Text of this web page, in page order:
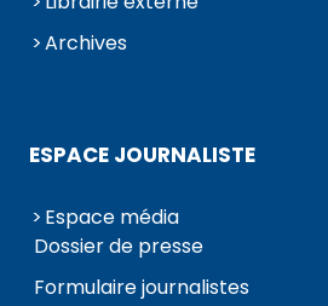
Archives
ESPACE JOURNALISTE
Espace média
Dossier de presse
Formulaire journalistes